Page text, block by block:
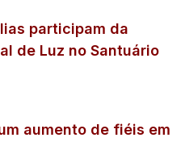
participam da
de Luz no Santuário
aumento de fiéis em